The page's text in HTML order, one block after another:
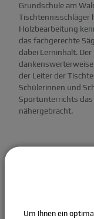
Grundschule am
Tischtennisschläger
Holzbearbeitung
das fachgerechte
dabei Lerninhalt.
der Leiter der
Schülerinnen und
Sportunterrichts
nähergebracht.
Um Ihnen ein